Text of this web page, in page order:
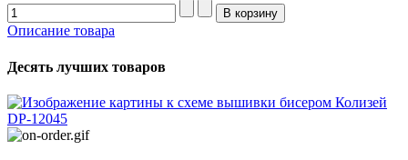
Описание товара
Десять лучших товаров